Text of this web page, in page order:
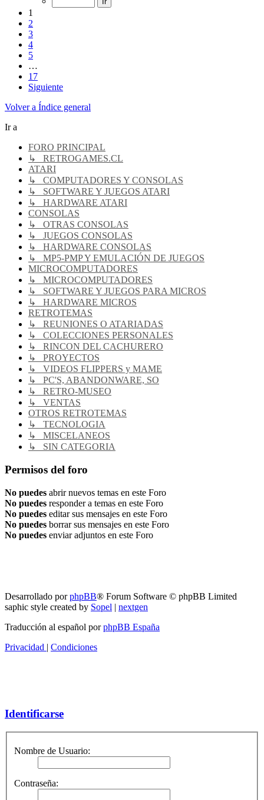
1
2
3
4
5
…
17
Siguiente
Volver a Índice general
Ir a
FORO PRINCIPAL
↳ RETROGAMES.CL
ATARI
↳ COMPUTADORES Y CONSOLAS
↳ SOFTWARE Y JUEGOS ATARI
↳ HARDWARE ATARI
CONSOLAS
↳ OTRAS CONSOLAS
↳ JUEGOS CONSOLAS
↳ HARDWARE CONSOLAS
↳ MP5-PMP Y EMULACIÓN DE JUEGOS
MICROCOMPUTADORES
↳ MICROCOMPUTADORES
↳ SOFTWARE Y JUEGOS PARA MICROS
↳ HARDWARE MICROS
RETROTEMAS
↳ REUNIONES O ATARIADAS
↳ COLECCIONES PERSONALES
↳ RINCON DEL CACHURERO
↳ PROYECTOS
↳ VIDEOS FLIPPERS y MAME
↳ PC'S, ABANDONWARE, SO
↳ RETRO-MUSEO
↳ VENTAS
OTROS RETROTEMAS
↳ TECNOLOGIA
↳ MISCELANEOS
↳ SIN CATEGORIA
Permisos del foro
No puedes abrir nuevos temas en este Foro
No puedes responder a temas en este Foro
No puedes editar sus mensajes en este Foro
No puedes borrar sus mensajes en este Foro
No puedes enviar adjuntos en este Foro
Desarrollado porphpBB® Forum Software © phpBB Limited
saphic style created by Sopel | nextgen
Traducción al español porphpBB España
Privacidad | Condiciones
Identificarse
Nombre de Usuario:
Contraseña: